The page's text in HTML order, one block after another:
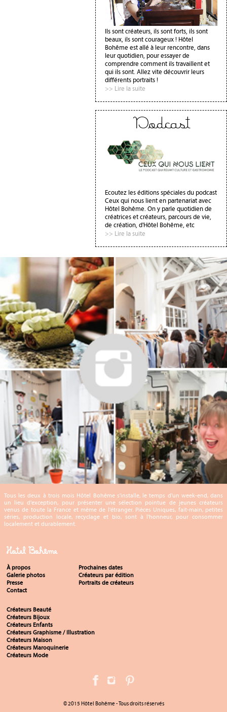
Ils sont créateurs, ils sont forts, ils sont
beaux, ils sont courageux ! Hôtel
Bohême est allé à leur rencontre, dans
leur quotidien, pour essayer de
comprendre comment ils travaillent et
qui ils sont. Allez vite découvrir leurs
différents portraits !
>> Lire la suite
Podcast
Ecoutez les éditions spéciales du podcast
Ceux qui nous lient en partenariat avec
Hôtel Bohême. On y parle quotidien de
créatrices et créateurs, parcours de vie,
de création, d'Hôtel Bohême, etc
>> Lire la suite
Tous les deux à trois mois Hôtel Bohême s'installe, le temps d'un week-end, dans
un lieu d'exception, pour présenter une sélection pointue de jeunes créateurs
venus de toute la France et même de l'étranger. Pièces Uniques, fait-main, petites
séries, production locale, recyclage et bio, sont à l'honneur, pour consommer
localement et durablement.
Hotel Bohême
À propos
Prochaines dates
Galerie photos
Créateurs par édition
Presse
Portraits de créateurs
Contact
Créateurs Beauté
Créateurs Bijoux
Créateurs Enfants
Créateurs Graphisme / Illustration
Créateurs Maison
Créateurs Maroquinerie
Créateurs Mode
© 2015 Hôtel Bohême - Tous droits réservés